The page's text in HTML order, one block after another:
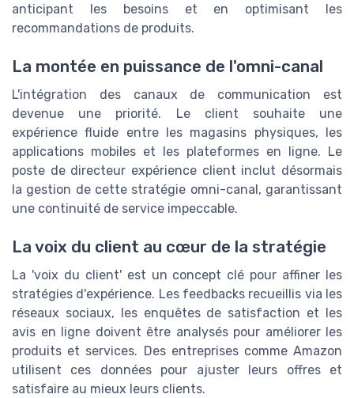
anticipant les besoins et en optimisant les
recommandations de produits.
La montée en puissance de l'omni-canal
L'intégration des canaux de communication est
devenue une priorité. Le client souhaite une
expérience fluide entre les magasins physiques, les
applications mobiles et les plateformes en ligne. Le
poste de directeur expérience client inclut désormais
la gestion de cette stratégie omni-canal, garantissant
une continuité de service impeccable.
La voix du client au cœur de la stratégie
La 'voix du client' est un concept clé pour affiner les
stratégies d'expérience. Les feedbacks recueillis via les
réseaux sociaux, les enquêtes de satisfaction et les
avis en ligne doivent être analysés pour améliorer les
produits et services. Des entreprises comme Amazon
utilisent ces données pour ajuster leurs offres et
satisfaire au mieux leurs clients.